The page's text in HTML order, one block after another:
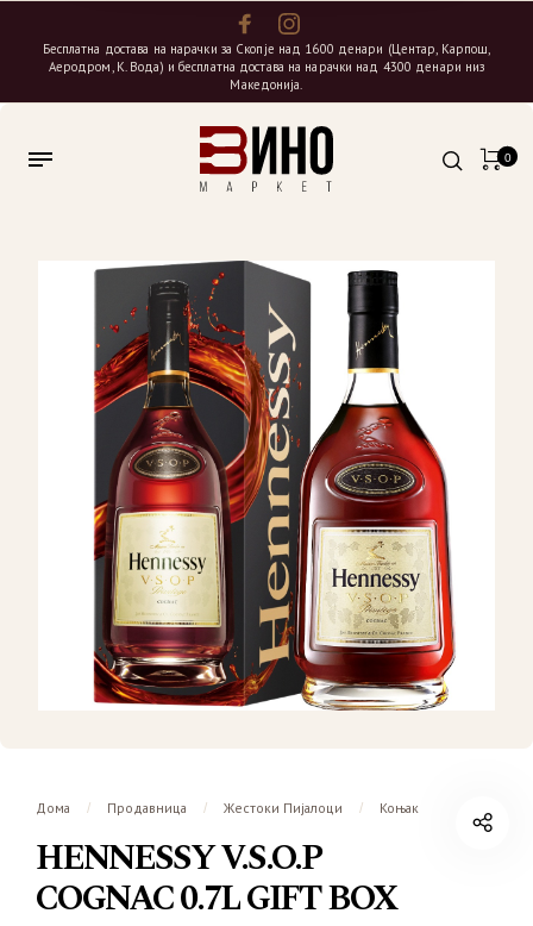
Бесплатна достава на нарачки за Скопје над 1600 денари (Центар, Карпош,
Аеродром, К. Вода) и бесплатна достава на нарачки над 4300 денари низ
Македонија.
0
Дома / Продавница / Жестоки Пијалоци / Коњак
HENNESSY V.S.O.P
COGNAC 0.7L GIFT BOX